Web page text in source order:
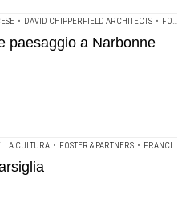
• DAVID CHIPPERFIELD ARCHITECTS • FOSTER & PARTNERS
paesaggio a Narbonne
CULTURA • FOSTER & PARTNERS • FRANCIA